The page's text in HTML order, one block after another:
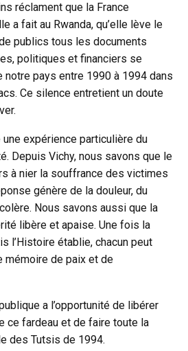
réclament que la France
a fait au Rwanda, qu’elle lève le
publics tous les documents
politiques et financiers se
notre pays entre 1990 à 1994 dans
Ce silence entretient un doute
une expérience particulière du
Depuis Vichy, nous savons que le
à nier la souffrance des victimes
génère de la douleur, du
Nous savons aussi que la
libère et apaise. Une fois la
l’Histoire établie, chacun peut
mémoire de paix et de
a l’opportunité de libérer
ce fardeau et de faire toute la
des Tutsis de 1994.